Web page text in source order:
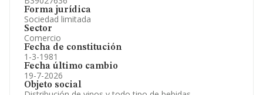
Forma jurídica
Sociedad limitada
Sector
Comercio
Fecha de constitución
1-3-1981
Fecha último cambio
19-7-2026
Objeto social